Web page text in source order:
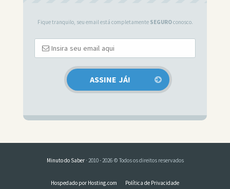
Fique tranquilo, seu email está completamente SEGUROconosco.
Minuto do Saber· 2010 - 2026 © Todos os direitos reservados
Hospedado por Hosting.com Política de Privacidade